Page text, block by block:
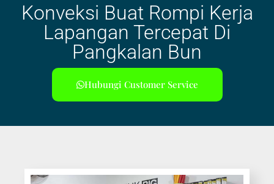
Konveksi Buat Rompi Kerja
Lapangan Tercepat Di
Pangkalan Bun
Hubungi Customer Service